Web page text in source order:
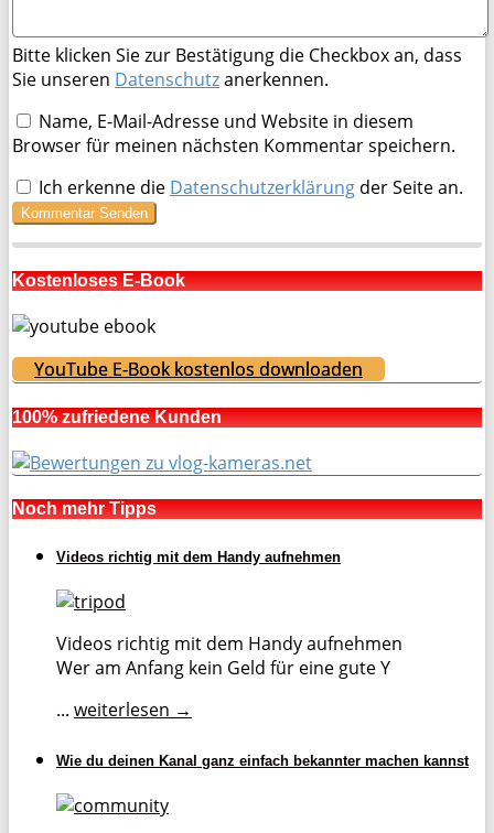
Bitte klicken Sie zur Bestätigung die Checkbox an, dass
Sie unseren Datenschutzanerkennen.
Name, E-Mail-Adresse und Website in diesem
Browser für meinen nächsten Kommentar speichern.
Ich erkenne die Datenschutzerklärung der Seite an.
Kostenloses E-Book
YouTube E-Book kostenlos downloaden
100% zufriedene Kunden
Noch mehr Tipps
Videos richtig mit dem Handy aufnehmen
Videos richtig mit dem Handy aufnehmen
Wer am Anfang kein Geld für eine gute Y
... weiterlesen →
Wie du deinen Kanal ganz einfach bekannter machen kannst